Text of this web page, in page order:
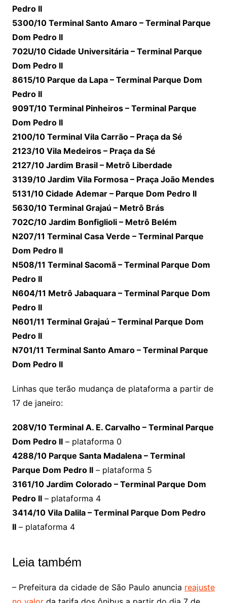
Pedro II
5300/10 Terminal Santo Amaro – Terminal Parque
Dom Pedro II
702U/10 Cidade Universitária – Terminal Parque
Dom Pedro II
8615/10 Parque da Lapa – Terminal Parque Dom
Pedro II
909T/10 Terminal Pinheiros – Terminal Parque
Dom Pedro II
2100/10 Terminal Vila Carrão – Praça da Sé
2123/10 Vila Medeiros – Praça da Sé
2127/10 Jardim Brasil – Metrô Liberdade
3139/10 Jardim Vila Formosa – Praça João Mendes
5131/10 Cidade Ademar – Parque Dom Pedro II
5630/10 Terminal Grajaú – Metrô Brás
702C/10 Jardim Bonfiglioli – Metrô Belém
N207/11 Terminal Casa Verde – Terminal Parque
Dom Pedro II
N508/11 Terminal Sacomã – Terminal Parque Dom
Pedro II
N604/11 Metrô Jabaquara – Terminal Parque Dom
Pedro II
N601/11 Terminal Grajaú – Terminal Parque Dom
Pedro II
N701/11 Terminal Santo Amaro – Terminal Parque
Dom Pedro II
Linhas que terão mudança de plataforma a partir de
17 de janeiro:
208V/10 Terminal A. E. Carvalho – Terminal Parque
Dom Pedro II– plataforma 0
4288/10 Parque Santa Madalena – Terminal
Parque Dom Pedro II– plataforma 5
3161/10 Jardim Colorado – Terminal Parque Dom
Pedro II– plataforma 4
3414/10 Vila Dalila – Terminal Parque Dom Pedro
II– plataforma 4
Leia também
– Prefeitura da cidade de São Paulo anuncia reajuste